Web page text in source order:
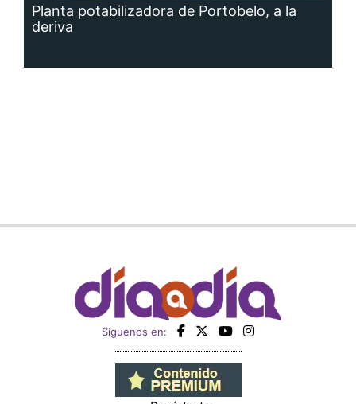
Planta potabilizadora de Portobelo, a la
deriva
Siguenos en: